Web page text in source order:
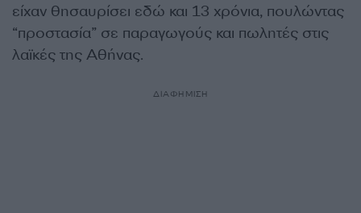
είχαν θησαυρίσει εδώ και 13 χρόνια, πουλώντας
“προστασία” σε παραγωγούς και πωλητές στις
λαϊκές της Αθήνας.
ΔΙΑΦΗΜΙΣΗ